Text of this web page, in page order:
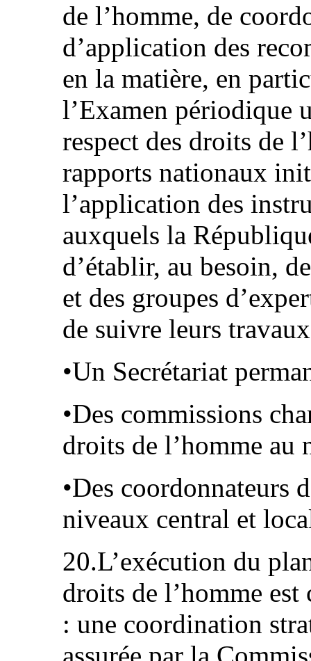
de l’homme, de
d’application des
en la matière, en
l’Examen périodique
respect des droits de
rapports nationaux
l’application des
auxquels la
d’établir, au besoin,
et des groupes
de suivre leurs
•Un Secrétariat
•Des commissions
droits de l’homme au
•Des coordonnateurs
niveaux central et
20.L’exécution du
droits de l’homme
: une coordination